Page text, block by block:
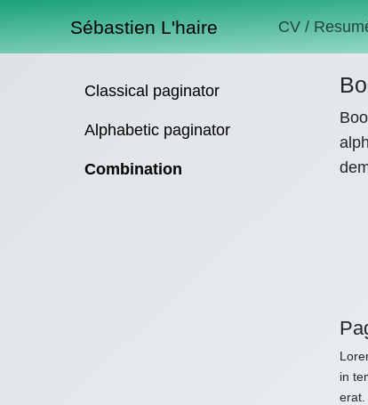
Sébastien L'haire CV /
Classical paginator
Alphabetic paginator
Combination
in
erat.